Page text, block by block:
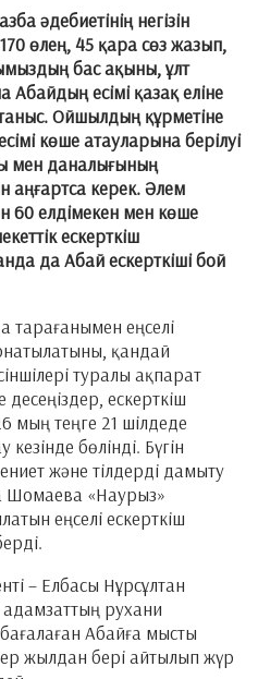
әдебиетінің негізін
өлең, 45 қара сөз жазып,
бас ақыны, ұлт
Абайдың есімі қазақ еліне
Ойшылдың құрметіне
көше атауларына берілуі
мен даналығының
керек. Әлем
60 елдімекен мен көше
ескерткіш
да Абай ескерткіші бой
тарағанымен еңселі
қандай
туралы ақпарат
ескерткіш
мың теңге 21 шілдеде
бөлінді. Бүгін
және тілдерді дамыту
Шомаева «Наурыз»
еңселі ескерткіш
– Елбасы Нұрсұлтан
рухани
Абайға мысты
жылдан бері айтылып жүр